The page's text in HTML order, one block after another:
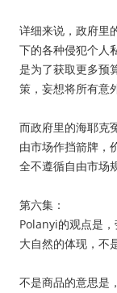
详细来说，政府里
下的各种侵犯个人
是为了获取更多预
策，妄想将所有意
而政府里的海耶克
由市场作挡箭牌，
全不遵循自由市场
第六集：
Polanyi的观点是
大自然的体现，不
不是商品的意思是